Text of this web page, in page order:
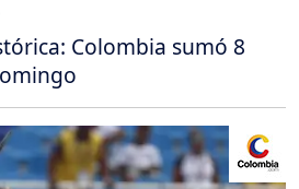
Colombia sumó 8